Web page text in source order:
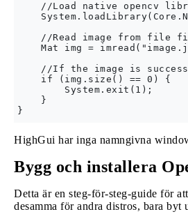
//Load native opencv
//Read image from file
Mat img =
//If the image is
    if (img.size() == 0) {
        System.exit(1);
    }
HighGui har inga namngivna
Bygg och installera
Detta är en steg-för-steg-guide för
desamma för andra distros, bara